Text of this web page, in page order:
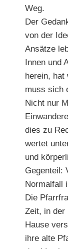
Weg.
Der
von der
Ansätze
Innen und
herein, hat
muss sich
Nicht nur
dies zu
wertet
und
Gegenteil:
Normalfall
Die
Zeit, in der
Hause
ihre alte